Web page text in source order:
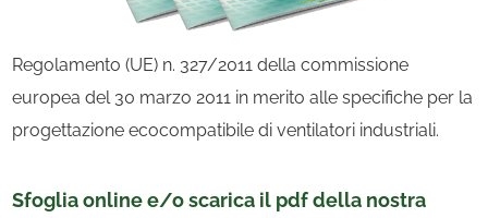
Regolamento (UE) n. 327/2011 della commissione
europea del 30 marzo 2011 in merito alle specifiche per la
progettazione ecocompatibile di ventilatori industriali.
Sfoglia online e/o scarica il pdf della nostra